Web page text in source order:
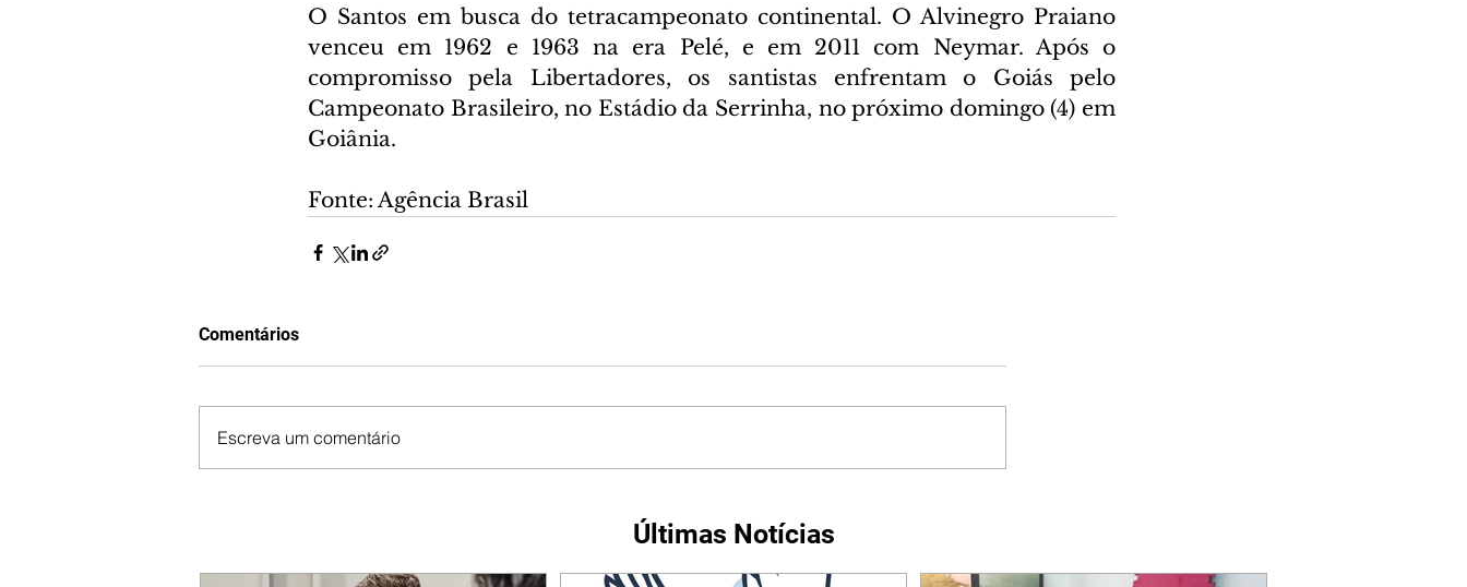
O Santos em busca do tetracampeonato continental. O Alvinegro Praiano
venceu em 1962 e 1963 na era Pelé, e em 2011 com Neymar. Após o
compromisso pela Libertadores, os santistas enfrentam o Goiás pelo
Campeonato Brasileiro, no Estádio da Serrinha, no próximo domingo (4) em
Goiânia.
Fonte: Agência Brasil
Comentários
Escreva um comentário
Últimas Notícias